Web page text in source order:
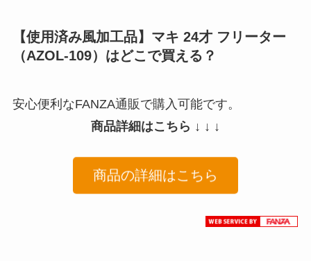
【使用済み風加工品】マキ 24才 フリーター
（AZOL-109）はどこで買える？
安心便利なFANZA通販で購入可能です。
商品詳細はこちら ↓ ↓ ↓
商品の詳細はこちら